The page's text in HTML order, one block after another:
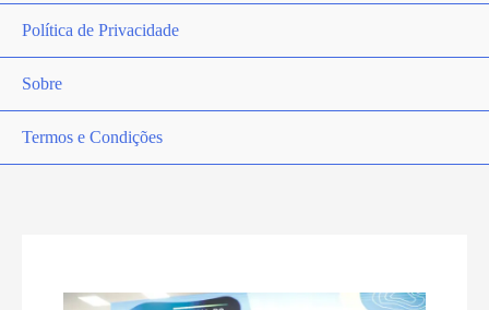
Política de Privacidade
Sobre
Termos e Condições